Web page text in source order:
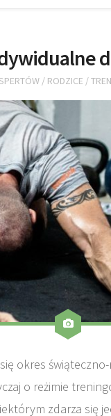
/ RODZICE /
okres
o reżimie
zdarza się